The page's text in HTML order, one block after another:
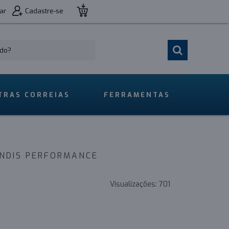
Cadastre-se
CORREIAS FERRAMENTAS
PERFORMANCE
Visualizações: 701